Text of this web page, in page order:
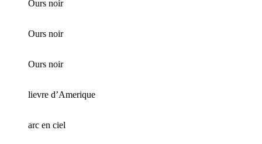
Ours noir
Ours noir
Ours noir
lievre d’Amerique
arc en ciel